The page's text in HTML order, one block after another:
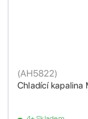
Chladící kapalina
(AH5822)